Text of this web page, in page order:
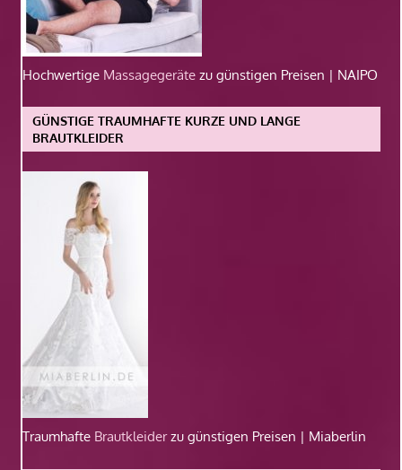
Hochwertige Massagegeräte zu günstigen Preisen | NAIPO
GÜNSTIGE TRAUMHAFTE KURZE UND LANGE
BRAUTKLEIDER
Traumhafte Brautkleiderzu günstigen Preisen | Miaberlin